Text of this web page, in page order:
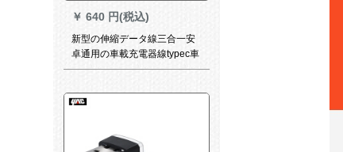
￥ 640 円(税込)
新型の伸縮データ線三合一安
卓通用の車載充電器線typec車
用白色